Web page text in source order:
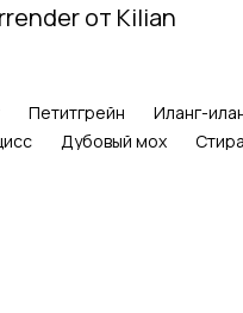
от Kilian
Петитгрейн Иланг-
Дубовый мох